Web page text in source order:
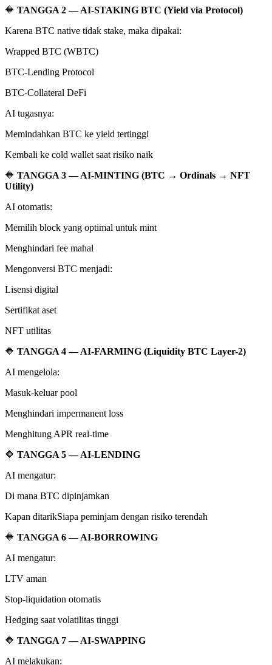
🔶 TANGGA 2 — AI-STAKING BTC (Yield via Protocol)
Karena BTC native tidak stake, maka dipakai:
Wrapped BTC (WBTC)
BTC-Lending Protocol
BTC-Collateral DeFi
AI tugasnya:
Memindahkan BTC ke yield tertinggi
Kembali ke cold wallet saat risiko naik
🔶 TANGGA 3 — AI-MINTING (BTC → Ordinals → NFT
Utility)
AI otomatis:
Memilih block yang optimal untuk mint
Menghindari fee mahal
Mengonversi BTC menjadi:
Lisensi digital
Sertifikat aset
NFT utilitas
🔶 TANGGA 4 — AI-FARMING (Liquidity BTC Layer-2)
AI mengelola:
Masuk-keluar pool
Menghindari impermanent loss
Menghitung APR real-time
🔶 TANGGA 5 — AI-LENDING
AI mengatur:
Di mana BTC dipinjamkan
Kapan ditarikSiapa peminjam dengan risiko terendah
🔶 TANGGA 6 — AI-BORROWING
AI mengatur:
LTV aman
Stop-liquidation otomatis
Hedging saat volatilitas tinggi
🔶 TANGGA 7 — AI-SWAPPING
AI melakukan: